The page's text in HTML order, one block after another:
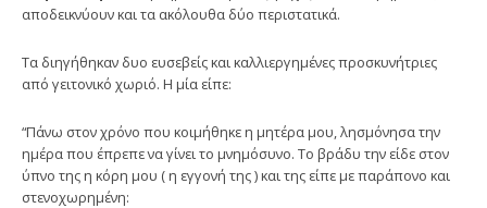
αποδεικνύουν και τα ακόλουθα δύο περιστατικά.
Τα διηγήθηκαν δυο ευσεβείς και καλλιεργημένες προσκυνήτριες
από γειτονικό χωριό. Η μία είπε:
“Πάνω στον χρόνο που κοιμήθηκε η μητέρα μου, λησμόνησα την
ημέρα που έπρεπε να γίνει το μνημόσυνο. Το βράδυ την είδε στον
ύπνο της η κόρη μου ( η εγγονή της ) και της είπε με παράπονο και
στενοχωρημένη: